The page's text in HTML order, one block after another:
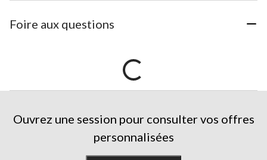
Foire aux questions
Ouvrez une session pour consulter vos offres
personnalisées